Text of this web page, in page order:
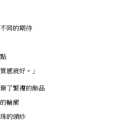
同的期待
感就好。」
了繁複的飾品
輪廓
的頭紗